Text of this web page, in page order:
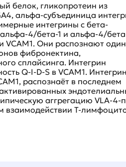
белок, гликопротеин из
альфа-субъединица
интегрины с бета-
4/бета-1 и альфа-4/
VCAM1. Они распознают
фибронектина,
сплайсинга. Интегрин
Q-I-D-S в VCAM1. Интегрин
распознаёт в последнем
аггрегацию VLA-
взаимодействии T-